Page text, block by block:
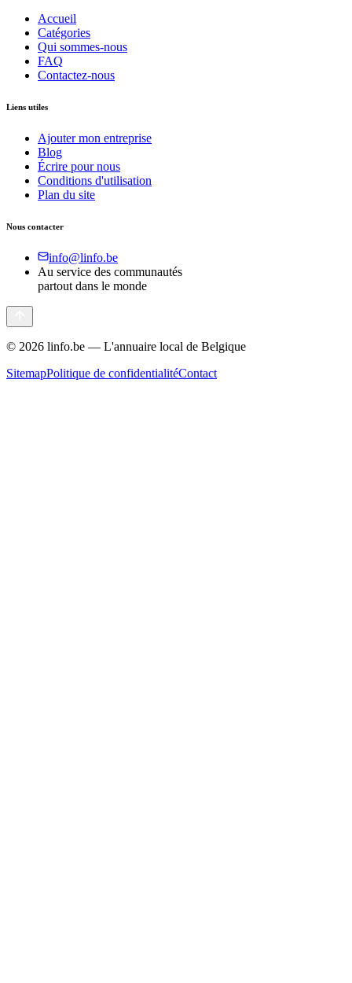
Accueil
Catégories
Qui sommes-nous
FAQ
Contactez-nous
Liens utiles
Ajouter mon entreprise
Blog
Écrire pour nous
Conditions d'utilisation
Plan du site
Nous contacter
info@linfo.be
Au service des communautés
partout dans le monde
© 2026 linfo.be — L'annuaire local de Belgique
SitemapPolitique de confidentialitéContact